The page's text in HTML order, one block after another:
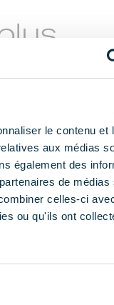
le contenu et
aux médias
également des
de médias
celles-ci
ou qu'ils ont